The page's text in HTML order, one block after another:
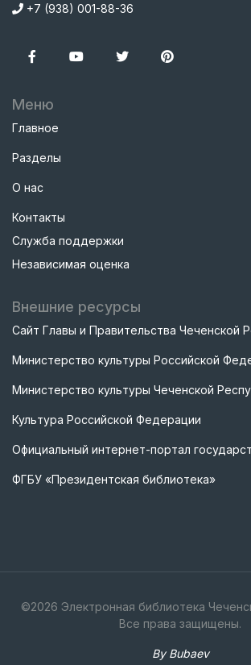
+7 (938) 001-88-36
Меню
Главное
Разделы
О нас
Контакты
Служба поддержки
Независимая оценка
Внешние ресурсы
Сайт Главы и Правительства Чеченской
Министерство культуры Российской
Министерство культуры Чеченской
Культура Российской Федерации
Официальный интернет-портал
ФГБУ «Президентская библиотека»
©2026 Электронная библиотека
Все права защищены.
By Bubaev